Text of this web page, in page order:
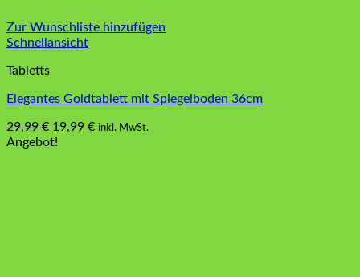
Zur Wunschliste hinzufügen
Schnellansicht
Tabletts
Elegantes Goldtablett mit Spiegelboden 36cm
29,99€ Ursprünglicher
Preis
19,99 €Aktueller
inkl. MwSt.
Angebot!